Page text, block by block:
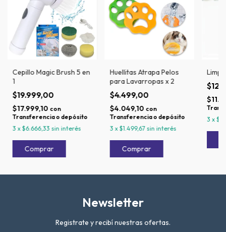
Cepillo Magic Brush 5 en
1
$19.999,00
$17.999,10 con
Transferencia o depósito
3 x$6.666,33 sin interés
Huellitas Atrapa Pelos
para Lavarropas x 2
$4.499,00
$4.049,10 con
Transferencia o depósito
3 x$1.499,67 sin interés
3 x
Newsletter
Registrate y recibí nuestras ofertas.